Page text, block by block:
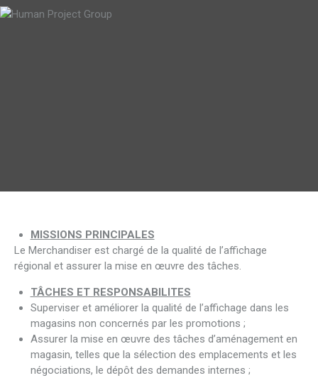
MISSIONS PRINCIPALES
Le Merchandiser est chargé de la qualité de l’affichage
régional et assurer la mise en œuvre des tâches.
TÂCHES ET RESPONSABILITES
Superviser et améliorer la qualité de l’affichage dans les
magasins non concernés par les promotions ;
Assurer la mise en œuvre des tâches d’aménagement en
magasin, telles que la sélection des emplacements et les
négociations, le dépôt des demandes internes ;